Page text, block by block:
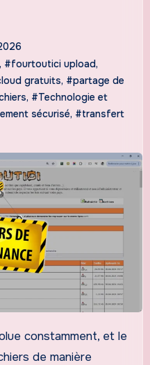
, #fourtoutici upload,
gratuits, #partage de
, #Technologie et
sécurisé, #transfert
de manière